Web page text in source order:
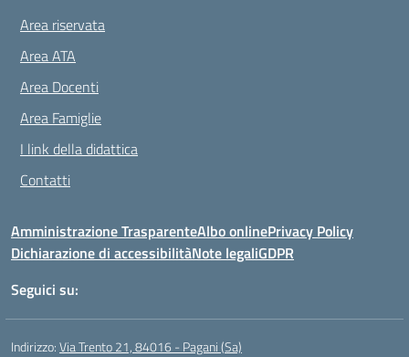
Area riservata
Area ATA
Area Docenti
Area Famiglie
I link della didattica
Contatti
Amministrazione TrasparenteAlbo onlinePrivacy Policy
Dichiarazione di accessibilitàNote legaliGDPR
Seguici su:
Indirizzo:Via Trento 21, 84016 - Pagani (Sa)